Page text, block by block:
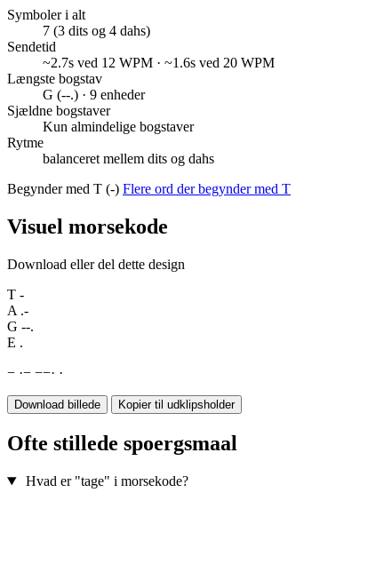
Symboler i alt
7 (3 dits og 4 dahs)
Sendetid
~2.7s ved 12 WPM · ~1.6s ved 20 WPM
Længste bogstav
G (--.) · 9 enheder
Sjældne bogstaver
Kun almindelige bogstaver
Rytme
balanceret mellem dits og dahs
Begynder med T (-) Flere ord der begynder med T
Visuel morsekode
Download eller del dette design
T -
A .-
G --.
E .
− ·− −−· ·
Download billede Kopier til udklipsholder
Ofte stillede spoergsmaal
Hvad er "tage" i morsekode?